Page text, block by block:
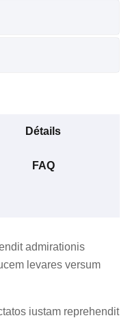
Détails
FAQ
admirationis
levares versum
iustam reprehendit